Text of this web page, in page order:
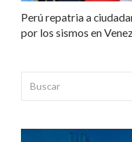
Perú repatria a
por los sismos en